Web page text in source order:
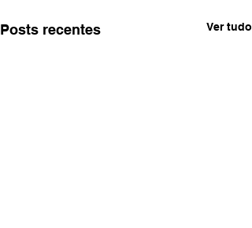
Posts recentes Ver tudo